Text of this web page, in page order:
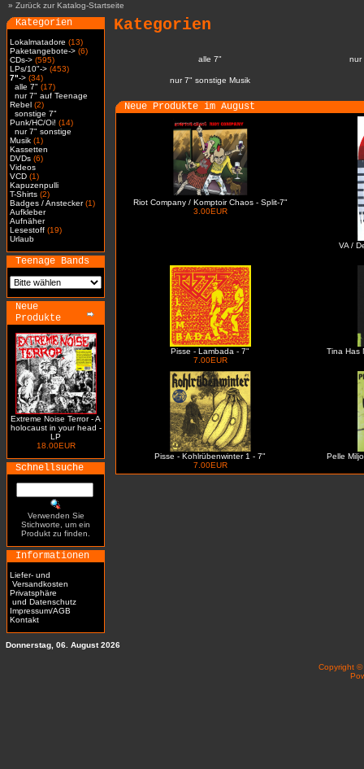
» Zurück zur Katalog-Startseite
Kategorien
Lokalmatadore (13)
Paketangebote-> (6)
CDs-> (595)
LPs/10"-> (453)
7"-> (34)
alle 7" (17)
nur 7" auf Teenage
Rebel (2)
sonstige 7"
Punk/HC/Oi! (14)
nur 7" sonstige
Musik (1)
Kassetten
DVDs (6)
Videos
VCD (1)
Kapuzenpulli
T-Shirts (2)
Badges / Anstecker(1)
Aufkleber
Aufnäher
Lesestoff (19)
Urlaub
Teenage Bands
Neue
Produkte
Extreme Noise Terror - A
holocaust in your head -
LP
18.00EUR
Schnellsuche
Verwenden Sie
Stichworte, um ein
Produkt zu finden.
Informationen
Liefer- und
Versandkosten
Privatsphäre
und Datenschutz
Impressum/AGB
Kontakt
Kategorien
alle 7" nur
nur 7" sonstige Musik
Neue Produkte im August
Riot Company / Komptoir Chaos - Split-7"
3.00EUR
VA /
Pisse - Lambada - 7"
7.00EUR
Tina Has
Pisse - Kohlrübenwinter 1 - 7"
7.00EUR
Pelle
Donnerstag, 06. August 2026
Copyright